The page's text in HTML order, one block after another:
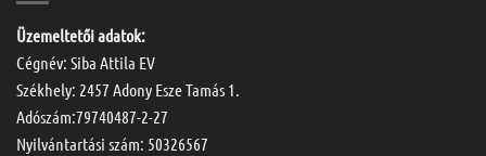
Üzemeltetői adatok:
Cégnév: Siba Attila EV
Székhely: 2457 Adony Esze Tamás 1.
Adószám:79740487-2-27
Nyilvántartási szám: 50326567